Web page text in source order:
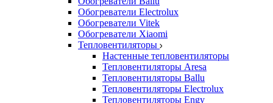
Обогреватели Electrolux
Обогреватели Vitek
Обогреватели Xiaomi
Тепловентиляторы
Настенные тепловентиляторы
Тепловентиляторы Aresa
Тепловентиляторы Ballu
Тепловентиляторы Electrolux
Тепловентиляторы Engy